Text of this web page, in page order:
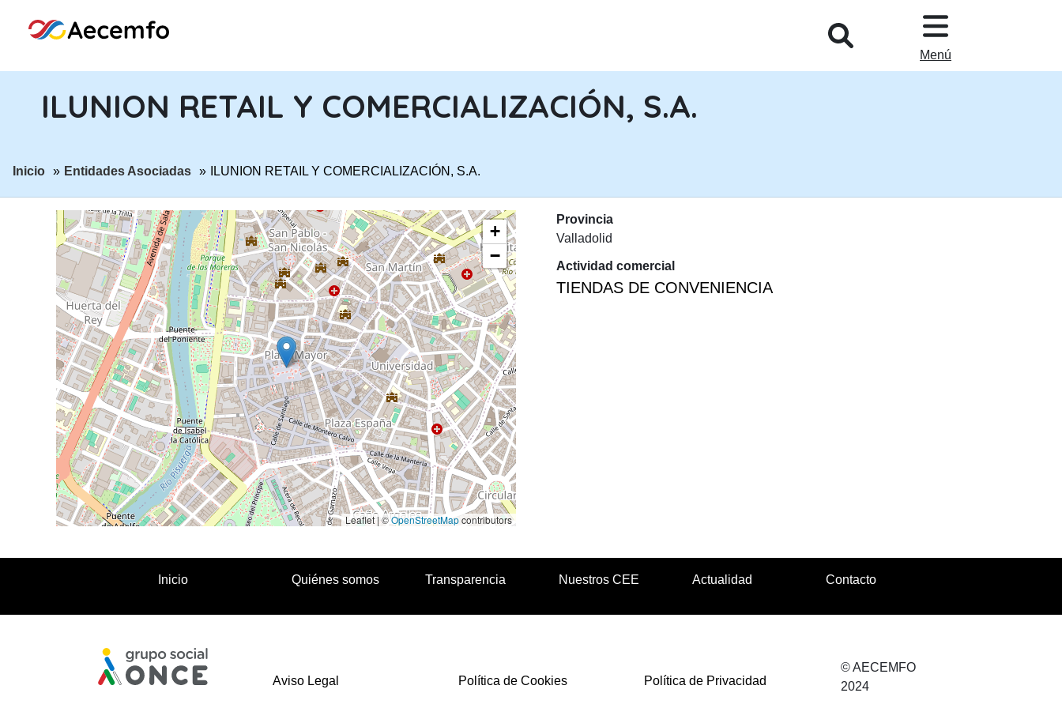
Menú
ILUNION RETAIL Y COMERCIALIZACIÓN, S.A.
ir a página:
Inicio ir a página:
Entidades Asociadas ILUNION RETAIL Y COMERCIALIZACIÓN, S.A.
+
−
Leaflet | ©OpenStreetMapcontributors
Provincia
Valladolid
Actividad comercial
TIENDAS DE CONVENIENCIA
Inicio Quiénes somos Transparencia Nuestros CEE Actualidad Contacto
Aviso Legal Política de Cookies Política de Privacidad
© AECEMFO
2024